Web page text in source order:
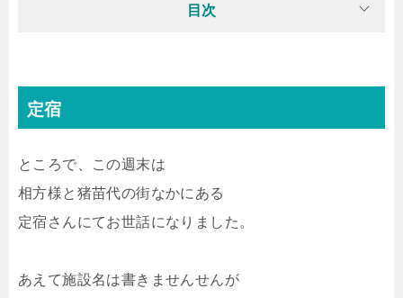
目次
定宿
ところで、この週末は
相方様と猪苗代の街なかにある
定宿さんにてお世話になりました。
あえて施設名は書きませんせんが